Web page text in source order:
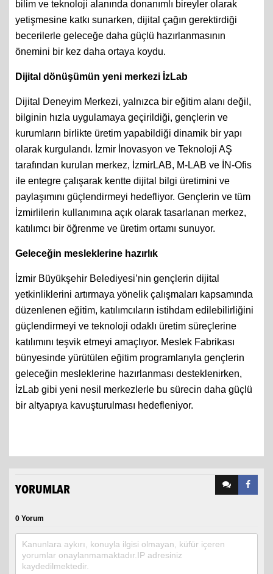
bilim ve teknoloji alanında donanımlı bireyler olarak
yetişmesine katkı sunarken, dijital çağın gerektirdiği
becerilerle geleceğe daha güçlü hazırlanmasının
önemini bir kez daha ortaya koydu.
Dijital dönüşümün yeni merkezi İzLab
Dijital Deneyim Merkezi, yalnızca bir eğitim alanı değil,
bilginin hızla uygulamaya geçirildiği, gençlerin ve
kurumların birlikte üretim yapabildiği dinamik bir yapı
olarak kurgulandı. İzmir İnovasyon ve Teknoloji AŞ
tarafından kurulan merkez, İzmirLAB, M-LAB ve İN-Ofis
ile entegre çalışarak kentte dijital bilgi üretimini ve
paylaşımını güçlendirmeyi hedefliyor. Gençlerin ve tüm
İzmirlilerin kullanımına açık olarak tasarlanan merkez,
katılımcı bir öğrenme ve üretim ortamı sunuyor.
Geleceğin mesleklerine hazırlık
İzmir Büyükşehir Belediyesi’nin gençlerin dijital
yetkinliklerini artırmaya yönelik çalışmaları kapsamında
düzenlenen eğitim, katılımcıların istihdam edilebilirliğini
güçlendirmeyi ve teknoloji odaklı üretim süreçlerine
katılımını teşvik etmeyi amaçlıyor. Meslek Fabrikası
bünyesinde yürütülen eğitim programlarıyla gençlerin
geleceğin mesleklerine hazırlanması desteklenirken,
İzLab gibi yeni nesil merkezlerle bu sürecin daha güçlü
bir altyapıya kavuşturulması hedefleniyor.
YORUMLAR
0 Yorum